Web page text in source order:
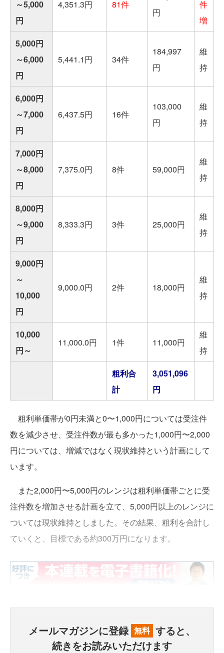
～5,000
円
4,351.3円 81件
円
件
増
5,000円
～6,000
円
5,441.1円 34件
184,997
円
維
持
6,000円
～7,000
円
6,437.5円 16件
103,000
円
維
持
7,000円
～8,000
円
7,375.0円 8件 59,000円
維
持
8,000円
～9,000
円
8,333.3円 3件 25,000円
維
持
9,000円
～
10,000
円
9,000.0円 2件 18,000円
維
持
10,000
円～
11,000.0円 1件 11,000円
維
持
粗利合
計
3,051,096
円
粗利単価帯が0円未満と0〜1,000円については受注件
数を減少させ、受注件数が最も多かった1,000円〜2,000
円については、増減ではなく現状維持という計画にして
います。
また2,000円〜5,000円のレンジは粗利単価帯ごとに受
注件数を増加させる計画を立て、5,000円以上のレンジに
ついては現状維持としました。その結果、粗利を合計し
ていくと、目標である約300万円になります。
メールマガジンに登録 無料 すると、
続きをお読みいただけます